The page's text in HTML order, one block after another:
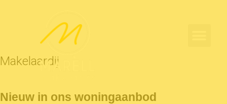
Makelaardij
Nieuw in ons woningaanbod